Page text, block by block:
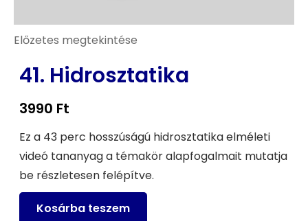
Előzetes megtekintése
41. Hidrosztatika
3990 Ft
Ez a 43 perc hosszúságú hidrosztatika elméleti
videó tananyag a témakör alapfogalmait mutatja
be részletesen felépítve.
Kosárba teszem